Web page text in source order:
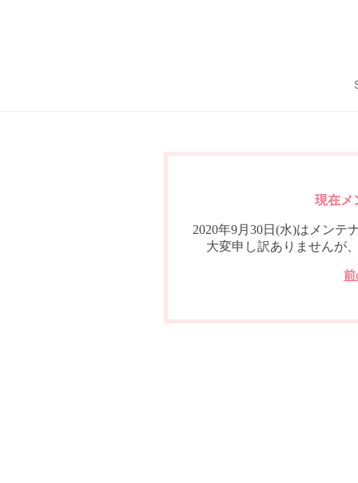
現在メ
2020年9月30日(水)はメンテ
大変申し訳ありませんが
前